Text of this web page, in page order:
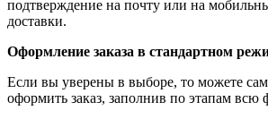
подтверждение на почту или на
доставки.
Оформление заказа в стандартном
Если вы уверены в выборе, то можете
оформить заказ, заполнив по этапам всю